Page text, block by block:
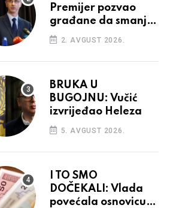
Premijer pozvao
građane da smanje
potrošnju struje
2. AVGUST 2026.
BRUKA U
BUGOJNU: Vučić
izvrijeđao Heleza
5. AVGUST 2026.
I TO SMO
DOČEKALI: Vlada
povećala osnovicu